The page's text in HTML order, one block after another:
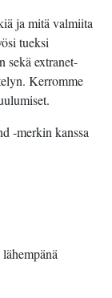
ja mitä valmiita
tueksi
sekä extranet-
Kerromme
-merkin kanssa